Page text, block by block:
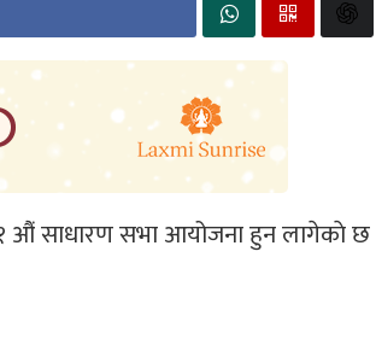
औं साधारण सभा आयोजना हुन लागेकाे छ